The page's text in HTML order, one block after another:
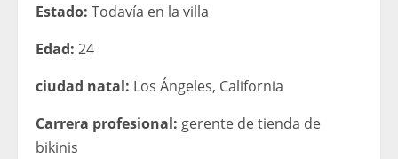
Estado: Todavía en la villa
Edad: 24
ciudad natal: Los Ángeles, California
Carrera profesional: gerente de tienda de
bikinis